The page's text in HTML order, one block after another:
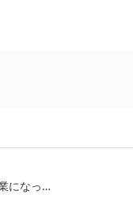
になっ…